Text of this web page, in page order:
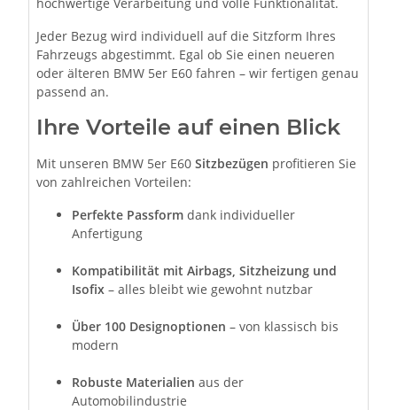
Jeder Bezug wird individuell auf die Sitzform Ihres
Fahrzeugs abgestimmt. Egal ob Sie einen neueren
oder älteren BMW 5er E60 fahren – wir fertigen genau
passend an.
Ihre Vorteile auf einen Blick
Mit unseren BMW 5er E60 Sitzbezügen profitieren Sie
von zahlreichen Vorteilen:
Perfekte Passform dank individueller
Anfertigung
Kompatibilität mit Airbags, Sitzheizung und
Isofix – alles bleibt wie gewohnt nutzbar
Über 100 Designoptionen – von klassisch bis
modern
Robuste Materialien aus der
Automobilindustrie